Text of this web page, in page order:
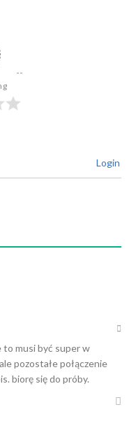
Login
to musi być super w
pozostałe połączenie
biorę się do próby.